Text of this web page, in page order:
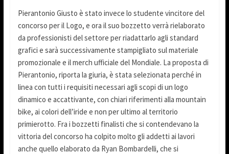
Pierantonio Giusto è stato invece lo studente vincitore del
concorso per il Logo, e ora il suo bozzetto verrà rielaborato
da professionisti del settore per riadattarlo agli standard
grafici e sarà successivamente stampigliato sul materiale
promozionale e il merch ufficiale del Mondiale. La proposta di
Pierantonio, riporta la giuria, è stata selezionata perché in
linea con tutti i requisiti necessari agli scopi di un logo
dinamico e accattivante, con chiari riferimenti alla mountain
bike, ai colori dell’iride e non per ultimo al territorio
primierotto. Fra i bozzetti finalisti che si contendevano la
vittoria del concorso ha colpito molto gli addetti ai lavori
anche quello elaborato da Ryan Bombardelli, che si